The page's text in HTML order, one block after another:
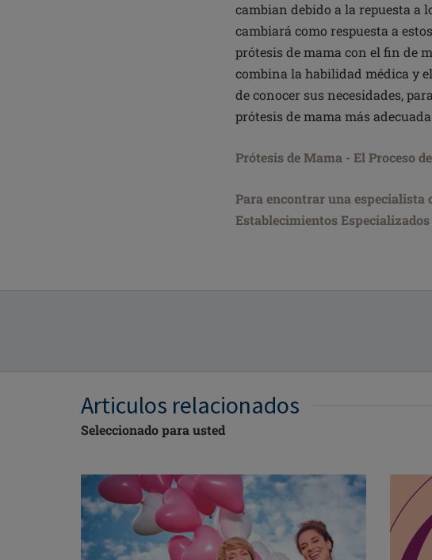
cambian debido a la repuesta a
cambiará como respuesta a
prótesis de mama con el fin de
combina la habilidad médica y
de conocer sus necesidades,
prótesis de mama más
Prótesis de Mama - El Proceso
Para encontrar una
Establecimientos
Articulos relacionados
Seleccionado para usted